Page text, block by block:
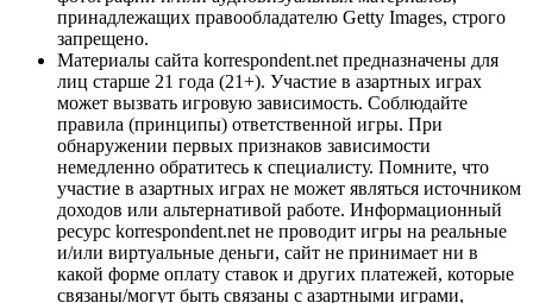
принадлежащих правообладателю Getty Images, строго
запрещено.
Материалы сайта korrespondent.net предназначены для
лиц старше 21 года (21+). Участие в азартных играх
может вызвать игровую зависимость. Соблюдайте
правила (принципы) ответственной игры. При
обнаружении первых признаков зависимости
немедленно обратитесь к специалисту. Помните, что
участие в азартных играх не может являться источником
доходов или альтернативой работе. Информационный
ресурс korrespondent.net не проводит игры на реальные
и/или виртуальные деньги, сайт не принимает ни в
какой форме оплату ставок и других платежей, которые
связаны/могут быть связаны с азартными играми,